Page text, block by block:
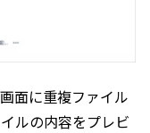
面に重複ファイル
ルの内容をプレビ